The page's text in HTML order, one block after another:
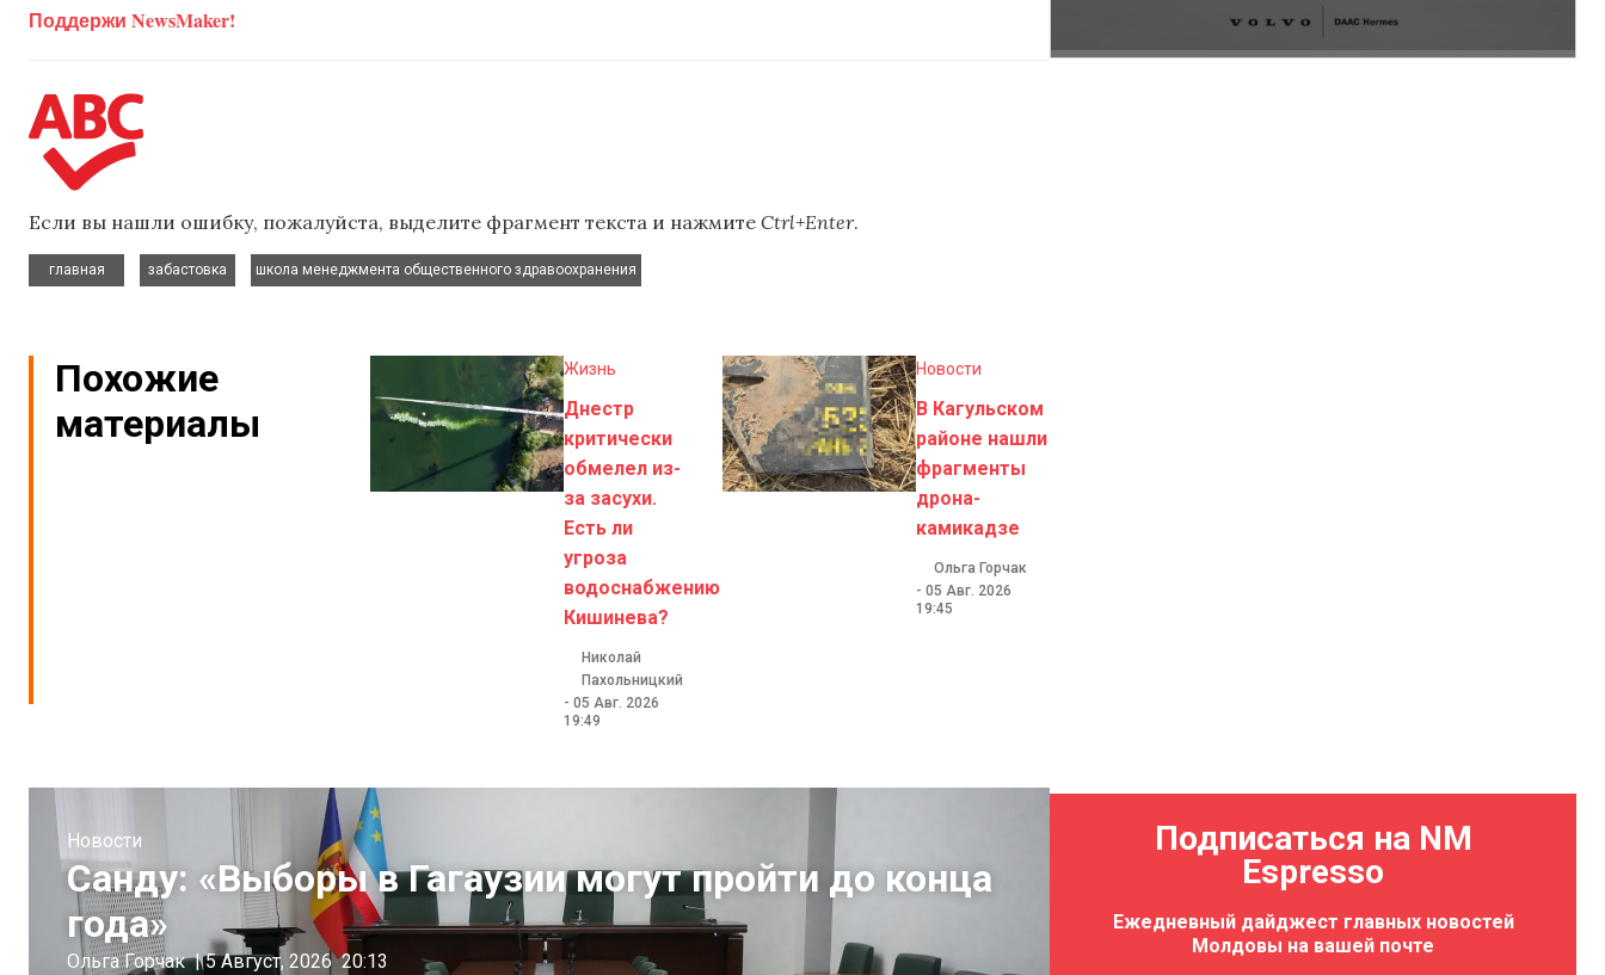
Поддержи NewsMaker!
Если вы нашли ошибку, пожалуйста, выделите фрагмент текста и нажмите Ctrl+Enter.
главная
забастовка
школа менеджмента общественного здравоохранения
Похожие
материалы
Жизнь
Днестр
критически
обмелел из-
за засухи.
Есть ли
угроза
водоснабжению
Кишинева?
Николай
Пахольницкий
- 05 Авг. 2026
19:49
Новости
В Кагульском
районе нашли
фрагменты
дрона-
камикадзе
Ольга Горчак
- 05 Авг. 2026
19:45
Новости
Санду: «Выборы в Гагаузии могут пройти до конца
года»
Ольга Горчак | 5 Август, 2026 20:13
Подписаться на NM
Espresso
Ежедневный дайджест главных новостей
Молдовы на вашей почте